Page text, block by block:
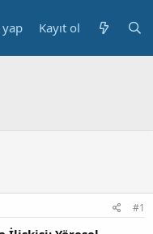
Kayıt ol
#1